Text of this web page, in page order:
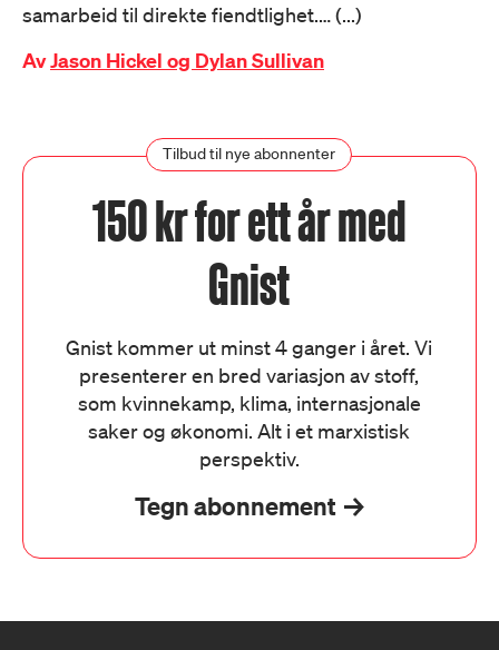
samarbeid til direkte fiendtlighet.… (...)
AvJason Hickel og Dylan Sullivan
Tilbud til nye abonnenter
150 kr for ett år med
Gnist
Gnist kommer ut minst 4 ganger i året. Vi
presenterer en bred variasjon av stoff,
som kvinnekamp, klima, internasjonale
saker og økonomi. Alt i et marxistisk
perspektiv.
Tegn abonnement